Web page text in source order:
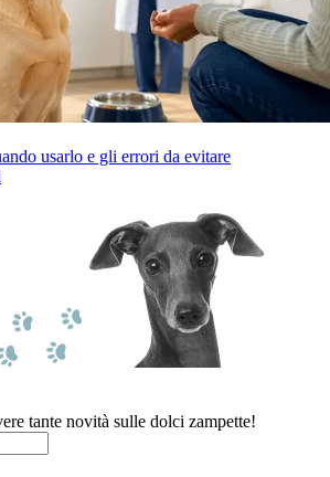
usarlo e gli errori da evitare
tante novità sulle dolci zampette!